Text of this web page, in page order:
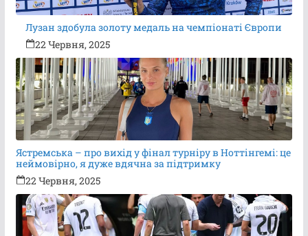
Лузан здобула золоту медаль на чемпіонаті Європи
22 Червня, 2025
Ястремська – про вихід у фінал турніру в Ноттінгемі: це
неймовірно, я дуже вдячна за підтримку
22 Червня, 2025